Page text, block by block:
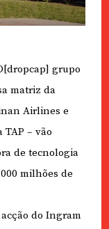
grupo
matriz da
Airlines e
– vão
de tecnologia
milhões de
do Ingram